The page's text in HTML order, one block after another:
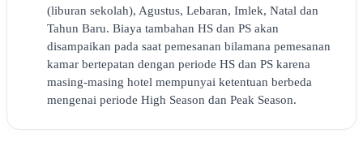
(liburan sekolah), Agustus, Lebaran, Imlek, Natal dan
Tahun Baru. Biaya tambahan HS dan PS akan
disampaikan pada saat pemesanan bilamana pemesanan
kamar bertepatan dengan periode HS dan PS karena
masing-masing hotel mempunyai ketentuan berbeda
mengenai periode High Season dan Peak Season.